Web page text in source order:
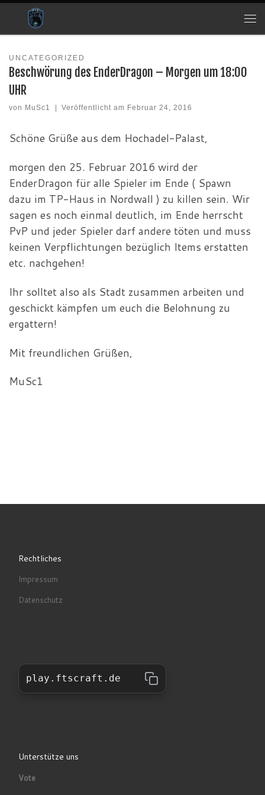
Zum Inhalt springen
UNCATEGORIZED
Beschwörung des EnderDragon – Morgen um 18:00
UHR
von MuSc1 Veröffentlicht am Februar 24, 2016
Schöne Grüße aus dem Hochadel-Palast,
morgen den 25. Februar 2016 wird der
EnderDragon für alle Spieler im Ende ( Spawn
dazu im TP-Haus in Nordwall ) zu killen sein. Wir
sagen es noch einmal deutlich, im Ende herrscht
PvP und jeder Spieler darf andere töten und muss
keinen Verpflichtungen bezüglich Items erstatten
etc. nachgehen!
Ihr solltet also als Stadt zusammen arbeiten und
geschickt kämpfen um euch die Belohnung zu
ergattern!
Mit freundlichen Grüßen,
MuSc1
Rechtliches
Impressum
Datenschutz
play.ftscraft.de
Unterstütze uns
Vote